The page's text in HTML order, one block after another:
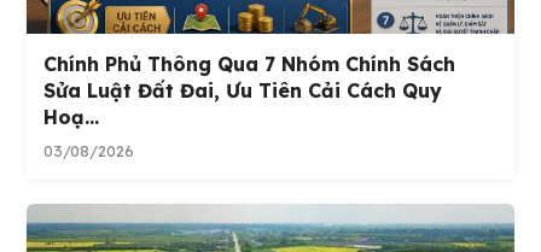
Chính Phủ Thông Qua 7 Nhóm Chính Sách
Sửa Luật Đất Đai, Ưu Tiên Cải Cách Quy
Hoạ...
03/08/2026